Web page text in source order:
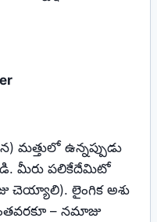
మత్తులో ఉన్నప్పుడు
మీరు పలికేదేమిటో
చెయ్యాలి). లైంగిక అశు
– నమాజు